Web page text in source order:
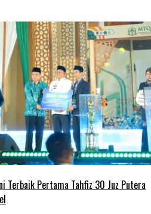
Terbaik Pertama Tahfiz 30 Juz Putera